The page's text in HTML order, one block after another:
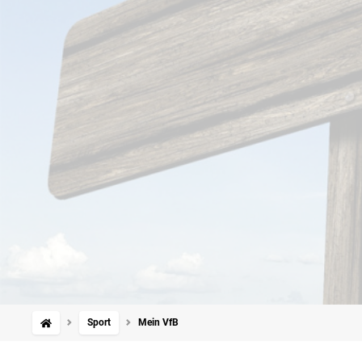
Sport Mein VfB